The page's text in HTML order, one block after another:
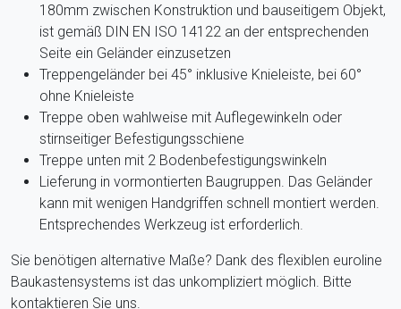
180mm zwischen Konstruktion und bauseitigem Objekt,
ist gemäß DIN EN ISO 14122 an der entsprechenden
Seite ein Geländer einzusetzen
Treppengeländer bei 45° inklusive Knieleiste, bei 60°
ohne Knieleiste
Treppe oben wahlweise mit Auflegewinkeln oder
stirnseitiger Befestigungsschiene
Treppe unten mit 2 Bodenbefestigungswinkeln
Lieferung in vormontierten Baugruppen. Das Geländer
kann mit wenigen Handgriffen schnell montiert werden.
Entsprechendes Werkzeug ist erforderlich.
Sie benötigen alternative Maße? Dank des flexiblen euroline
Baukastensystems ist das unkompliziert möglich. Bitte
kontaktieren Sie uns.